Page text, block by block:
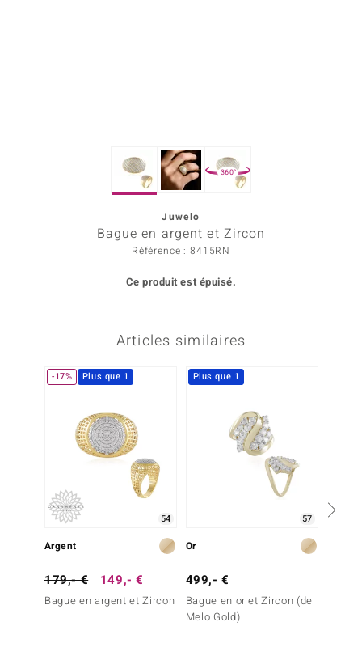
360°
Juwelo
Bague en argent et Zircon
Référence : 8415RN
Ce produit est épuisé.
Articles similaires
-17% Plus que 1
54
Argent
179,- € 149,- €
Bague en argent et Zircon
Plus que 1
57
Or
499,- €
Bague en or et Zircon (de
Melo Gold)